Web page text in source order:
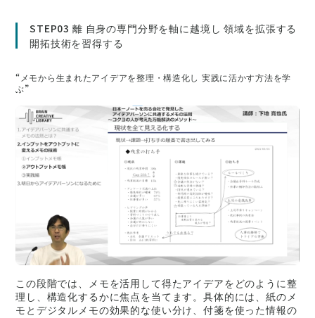
STEP03 離 自身の専門分野を軸に越境し 領域を拡張する
開拓技術を習得する
“メモから生まれたアイデアを整理・構造化し 実践に活かす方法を学
ぶ”
この段階では、メモを活用して得たアイデアをどのように整
理し、構造化するかに焦点を当てます。具体的には、紙のメ
モとデジタルメモの効果的な使い分け、付箋を使った情報の